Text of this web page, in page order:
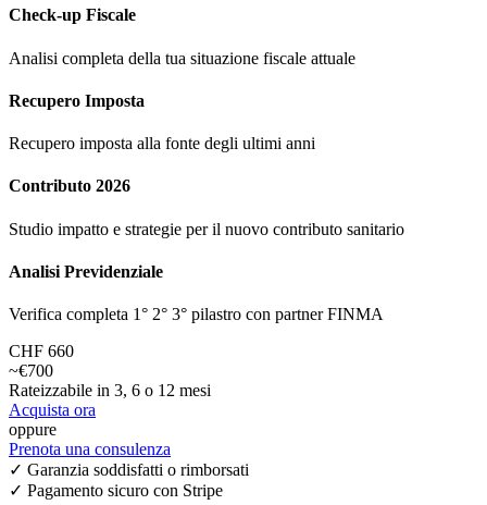
Check-up Fiscale
Analisi completa della tua situazione fiscale attuale
Recupero Imposta
Recupero imposta alla fonte degli ultimi anni
Contributo 2026
Studio impatto e strategie per il nuovo contributo sanitario
Analisi Previdenziale
Verifica completa 1° 2° 3° pilastro con partner FINMA
CHF 660
~€700
Rateizzabile in 3, 6 o 12 mesi
Acquista ora
oppure
Prenota una consulenza
✓ Garanzia soddisfatti o rimborsati
✓ Pagamento sicuro con Stripe